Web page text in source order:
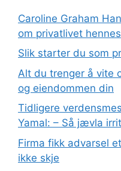
Caroline Graham
om privatlivet hennes
Slik starter du som
Alt du trenger å vite
og eiendommen din
Tidligere
Yamal: – Så jævla
Firma fikk advarsel
ikke skje